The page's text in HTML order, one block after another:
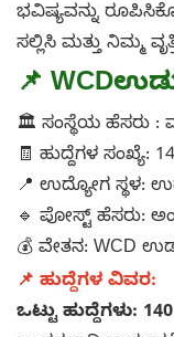
ಭವಿಷ್ಯವನ್ನು
ಸಲ್ಲಿಸಿ ಮತ್ತು ನಿಮ್ಮ
📌 WCD
🏛️ ಸಂಸ್ಥೆಯ ಹೆಸರು :
🧾 ಹುದ್ದೆಗಳ ಸಂಖ್ಯೆ:
📍 ಉದ್ಯೋಗ ಸ್ಥಳ:
🔹 ಪೋಸ್ಟ್ ಹೆಸರು:
💰 ವೇತನ: WCD
📌 ಹುದ್ದೆಗಳ ವಿವರ:
ಒಟ್ಟು ಹುದ್ದೆಗಳು: 140